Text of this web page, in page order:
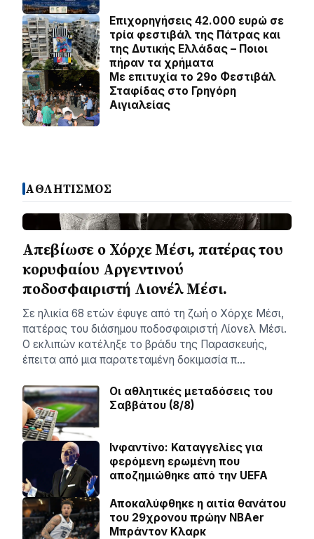
Επιχορηγήσεις 42.000 ευρώ σε
τρία φεστιβάλ της Πάτρας και
της Δυτικής Ελλάδας – Ποιοι
πήραν τα χρήματα
Με επιτυχία το 29ο Φεστιβάλ
Σταφίδας στο Γρηγόρη
Aιγιαλείας
ΑΘΛΗΤΙΣΜΟΣ
Απεβίωσε ο Χόρχε Μέσι, πατέρας του
κορυφαίου Αργεντινού
ποδοσφαιριστή Λιονέλ Μέσι.
Σε ηλικία 68 ετών έφυγε από τη ζωή ο Χόρχε Μέσι,
πατέρας του διάσημου ποδοσφαιριστή Λίονελ Μέσι.
Ο εκλιπών κατέληξε το βράδυ της Παρασκευής,
έπειτα από μια παρατεταμένη δοκιμασία π…
Οι αθλητικές μεταδόσεις του
Σαββάτου (8/8)
Ινφαντίνο: Καταγγελίες για
φερόμενη ερωμένη που
αποζημιώθηκε από την UEFA
Αποκαλύφθηκε η αιτία θανάτου
του 29χρονου πρώην NBAer
Μπράντον Κλαρκ